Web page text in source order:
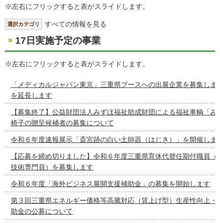
※左右にフリックすると表がスライドします。
選択カテゴリ すべての情報を見る
17日実施予定の事業
※左右にフリックすると表がスライドします。
「メディカルジャパン東京」三重県ブースへの出展企業を募集し
を延長します
【募集終了】公益財団法人みずほ福祉助成財団による福祉車輌「
椅子の贈呈候補者の募集について
令和６年度速報展示「斎宮跡の白い土師器（はじき）」を開催しま
【応募を締め切りました】令和６年度三重県育休代替任期付職員
技術専門員）を募集します
令和６年度「海外ビジネス展開支援補助金」の募集を開始します
第３回三重県エネルギー価格等高騰対応（賃上げ型）生産性向上・
助金の公募について